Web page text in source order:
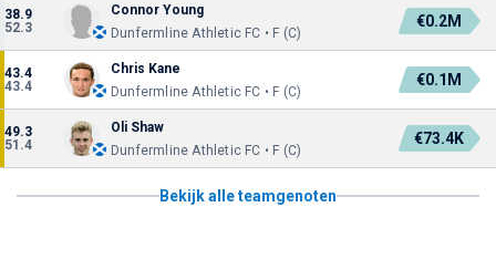
38.9
52.3
Connor Young
Dunfermline Athletic FC • F (C)
€0.2M
43.4
43.4
Chris Kane
Dunfermline Athletic FC • F (C)
€0.1M
49.3
51.4
Oli Shaw
Dunfermline Athletic FC • F (C)
€73.4K
Bekijk alle teamgenoten